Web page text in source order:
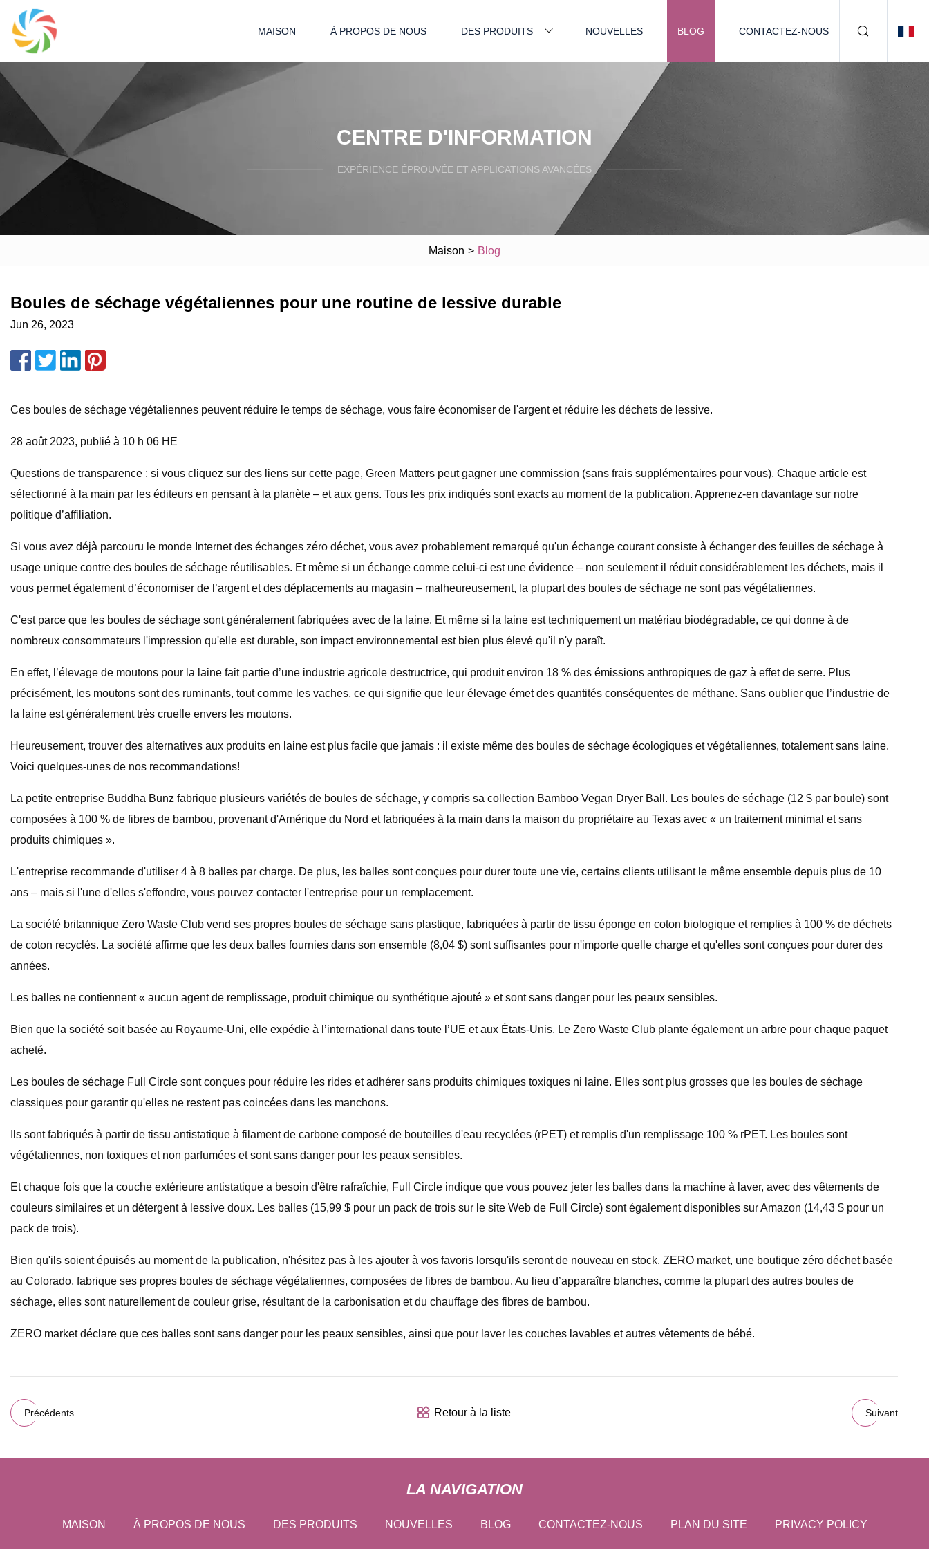
MAISON À PROPOS DE NOUS DES PRODUITS NOUVELLES BLOG CONTACTEZ-NOUS
CENTRE D'INFORMATION
EXPÉRIENCE ÉPROUVÉE ET APPLICATIONS AVANCÉES
Maison > Blog
Boules de séchage végétaliennes pour une routine de lessive durable
Jun 26, 2023
Ces boules de séchage végétaliennes peuvent réduire le temps de séchage, vous faire économiser de l'argent et réduire les déchets de lessive.
28 août 2023, publié à 10 h 06 HE
Questions de transparence : si vous cliquez sur des liens sur cette page, Green Matters peut gagner une commission (sans frais supplémentaires pour vous). Chaque article est
sélectionné à la main par les éditeurs en pensant à la planète – et aux gens. Tous les prix indiqués sont exacts au moment de la publication. Apprenez-en davantage sur notre
politique d’affiliation.
Si vous avez déjà parcouru le monde Internet des échanges zéro déchet, vous avez probablement remarqué qu'un échange courant consiste à échanger des feuilles de séchage à
usage unique contre des boules de séchage réutilisables. Et même si un échange comme celui-ci est une évidence – non seulement il réduit considérablement les déchets, mais il
vous permet également d’économiser de l’argent et des déplacements au magasin – malheureusement, la plupart des boules de séchage ne sont pas végétaliennes.
C'est parce que les boules de séchage sont généralement fabriquées avec de la laine. Et même si la laine est techniquement un matériau biodégradable, ce qui donne à de
nombreux consommateurs l'impression qu'elle est durable, son impact environnemental est bien plus élevé qu'il n'y paraît.
En effet, l’élevage de moutons pour la laine fait partie d’une industrie agricole destructrice, qui produit environ 18 % des émissions anthropiques de gaz à effet de serre. Plus
précisément, les moutons sont des ruminants, tout comme les vaches, ce qui signifie que leur élevage émet des quantités conséquentes de méthane. Sans oublier que l’industrie de
la laine est généralement très cruelle envers les moutons.
Heureusement, trouver des alternatives aux produits en laine est plus facile que jamais : il existe même des boules de séchage écologiques et végétaliennes, totalement sans laine.
Voici quelques-unes de nos recommandations!
La petite entreprise Buddha Bunz fabrique plusieurs variétés de boules de séchage, y compris sa collection Bamboo Vegan Dryer Ball. Les boules de séchage (12 $ par boule) sont
composées à 100 % de fibres de bambou, provenant d'Amérique du Nord et fabriquées à la main dans la maison du propriétaire au Texas avec « un traitement minimal et sans
produits chimiques ».
L'entreprise recommande d'utiliser 4 à 8 balles par charge. De plus, les balles sont conçues pour durer toute une vie, certains clients utilisant le même ensemble depuis plus de 10
ans – mais si l'une d'elles s'effondre, vous pouvez contacter l'entreprise pour un remplacement.
La société britannique Zero Waste Club vend ses propres boules de séchage sans plastique, fabriquées à partir de tissu éponge en coton biologique et remplies à 100 % de déchets
de coton recyclés. La société affirme que les deux balles fournies dans son ensemble (8,04 $) sont suffisantes pour n'importe quelle charge et qu'elles sont conçues pour durer des
années.
Les balles ne contiennent « aucun agent de remplissage, produit chimique ou synthétique ajouté » et sont sans danger pour les peaux sensibles.
Bien que la société soit basée au Royaume-Uni, elle expédie à l’international dans toute l’UE et aux États-Unis. Le Zero Waste Club plante également un arbre pour chaque paquet
acheté.
Les boules de séchage Full Circle sont conçues pour réduire les rides et adhérer sans produits chimiques toxiques ni laine. Elles sont plus grosses que les boules de séchage
classiques pour garantir qu'elles ne restent pas coincées dans les manchons.
Ils sont fabriqués à partir de tissu antistatique à filament de carbone composé de bouteilles d'eau recyclées (rPET) et remplis d'un remplissage 100 % rPET. Les boules sont
végétaliennes, non toxiques et non parfumées et sont sans danger pour les peaux sensibles.
Et chaque fois que la couche extérieure antistatique a besoin d'être rafraîchie, Full Circle indique que vous pouvez jeter les balles dans la machine à laver, avec des vêtements de
couleurs similaires et un détergent à lessive doux. Les balles (15,99 $ pour un pack de trois sur le site Web de Full Circle) sont également disponibles sur Amazon (14,43 $ pour un
pack de trois).
Bien qu'ils soient épuisés au moment de la publication, n'hésitez pas à les ajouter à vos favoris lorsqu'ils seront de nouveau en stock. ZERO market, une boutique zéro déchet basée
au Colorado, fabrique ses propres boules de séchage végétaliennes, composées de fibres de bambou. Au lieu d’apparaître blanches, comme la plupart des autres boules de
séchage, elles sont naturellement de couleur grise, résultant de la carbonisation et du chauffage des fibres de bambou.
ZERO market déclare que ces balles sont sans danger pour les peaux sensibles, ainsi que pour laver les couches lavables et autres vêtements de bébé.
Précédents Retour à la liste Suivant
LA NAVIGATION
MAISON À PROPOS DE NOUS DES PRODUITS NOUVELLES BLOG CONTACTEZ-NOUS PLAN DU SITE PRIVACY POLICY